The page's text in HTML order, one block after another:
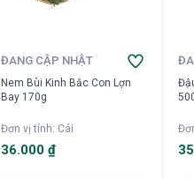
ĐANG CẬP NHẬT
Nem Bùi Kinh Bắc Con Lợn
Bay 170g
Đơn vị tính: Cái
36.000 ₫